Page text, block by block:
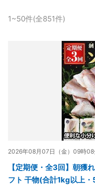
1~50件(全851件)
2026年08月07日（金）09時08
【定期便・全3回】朝獲
フト 干物(合計1kg以上